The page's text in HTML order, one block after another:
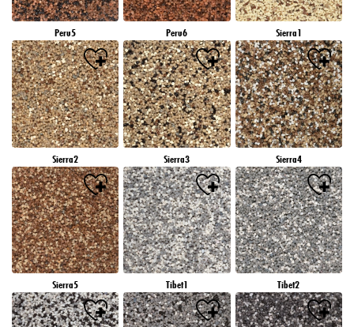
Peru5 Peru6 Sierra1
Sierra2 Sierra3 Sierra4
Sierra5 Tibet1 Tibet2